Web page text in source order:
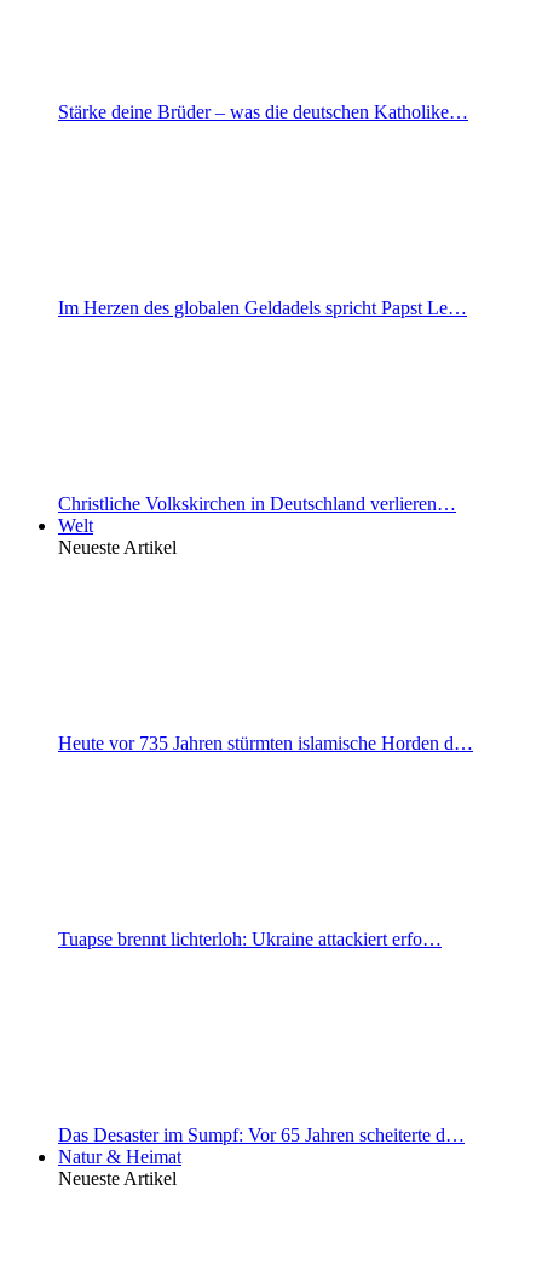
Stärke deine Brüder – was die deutschen Katholike…
Im Herzen des globalen Geldadels spricht Papst Le…
Christliche Volkskirchen in Deutschland verlieren…
Welt
Neueste Artikel
Heute vor 735 Jahren stürmten islamische Horden d…
Tuapse brennt lichterloh: Ukraine attackiert erfo…
Das Desaster im Sumpf: Vor 65 Jahren scheiterte d…
Natur & Heimat
Neueste Artikel